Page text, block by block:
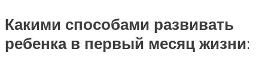
Какими способами развивать
ребенка в первый месяц жизни: